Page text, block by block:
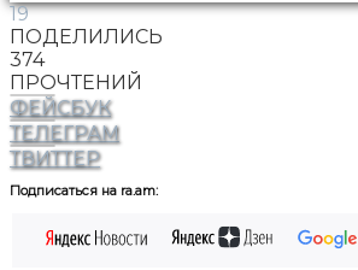
19
ПОДЕЛИЛИСЬ
374
ПРОЧТЕНИЙ
ФЕЙСБУК
ТЕЛЕГРАМ
ТВИТТЕР
Подписаться на ra.am: